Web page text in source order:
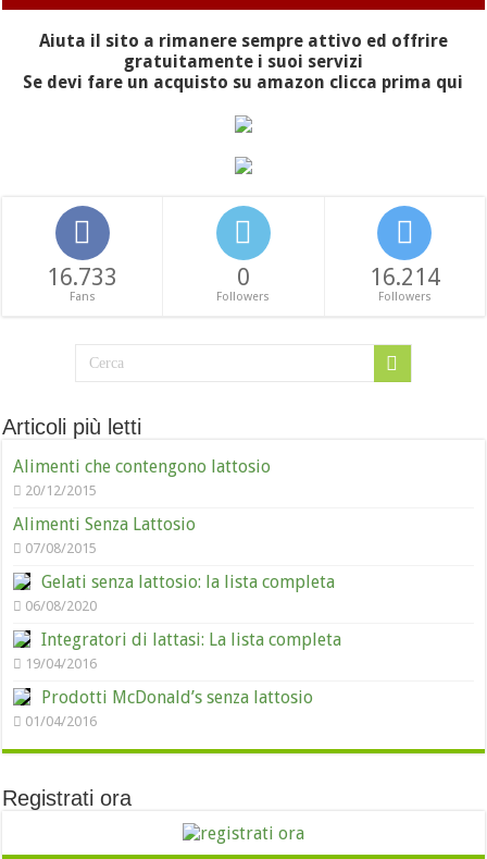
Aiuta il sito a rimanere sempre attivo ed offrire
gratuitamente i suoi servizi
Se devi fare un acquisto su amazon clicca prima qui
16.733
Fans
0
Followers
16.214
Followers
Articoli più letti
Alimenti che contengono lattosio
20/12/2015
Alimenti Senza Lattosio
07/08/2015
Gelati senza lattosio: la lista completa
06/08/2020
Integratori di lattasi: La lista completa
19/04/2016
Prodotti McDonald’s senza lattosio
01/04/2016
Registrati ora